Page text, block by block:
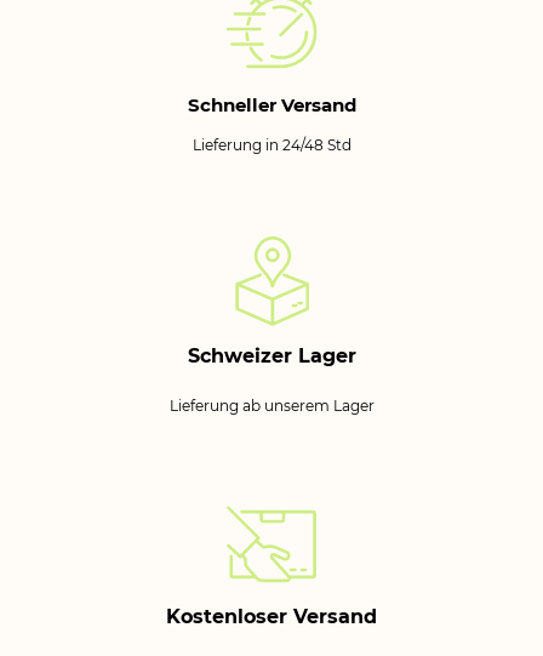
Schneller Versand
Lieferung in 24/48 Std
Schweizer Lager
Lieferung ab unserem Lager
Kostenloser Versand